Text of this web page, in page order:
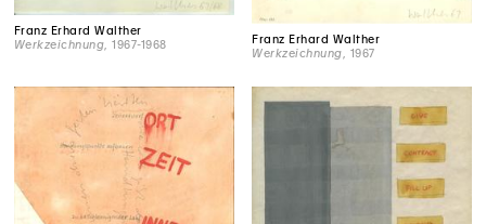
Franz Erhard Walther
Werkzeichnung , 1967-1968
Franz Erhard Walther
Werkzeichnung , 1967